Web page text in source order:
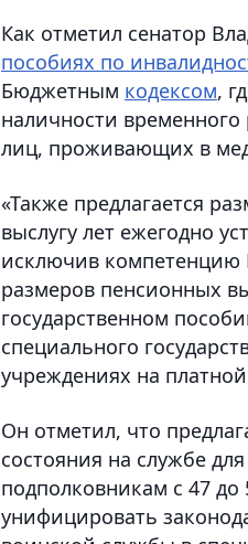
Как отметил сенатор
пособиях по
Бюджетным кодексом,
наличности
лиц, проживающих в
«Также предлагается
выслугу лет ежегодно
исключив компетенцию
размеров пенсионных
государственном
специального
учреждениях на
Он отметил, что
состояния на службе
подполковникам с 47 до
унифицировать